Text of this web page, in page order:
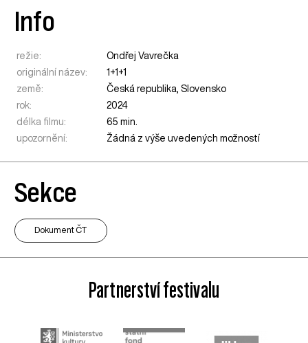
Info
režie:
Ondřej Vavrečka
originální název:
1+1+1
země:
Česká republika,Slovensko
rok:
2024
délka filmu:
65 min.
upozornění:
Žádná z výše uvedených možností
Sekce
Dokument ČT
Partnerství festivalu